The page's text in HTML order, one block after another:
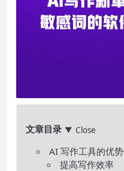
文章目录 ▼ Close
AI 写作工具的优势
提高写作效率